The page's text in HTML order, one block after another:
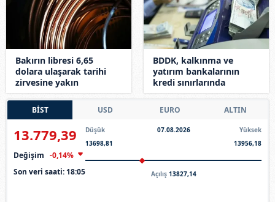
BİST USD EURO ALTIN
13.779,39
Değişim -0,14%
Son veri saati: 18:05
Düşük
13698,81
07.08.2026
Yüksek
13956,18
Açılış 13827,14
Bakırın libresi 6,65
dolara ulaşarak tarihi
zirvesine yakın
seyrediyor
BDDK, kalkınma ve
yatırım bankalarının
kredi sınırlarında
değişikliğe gitti